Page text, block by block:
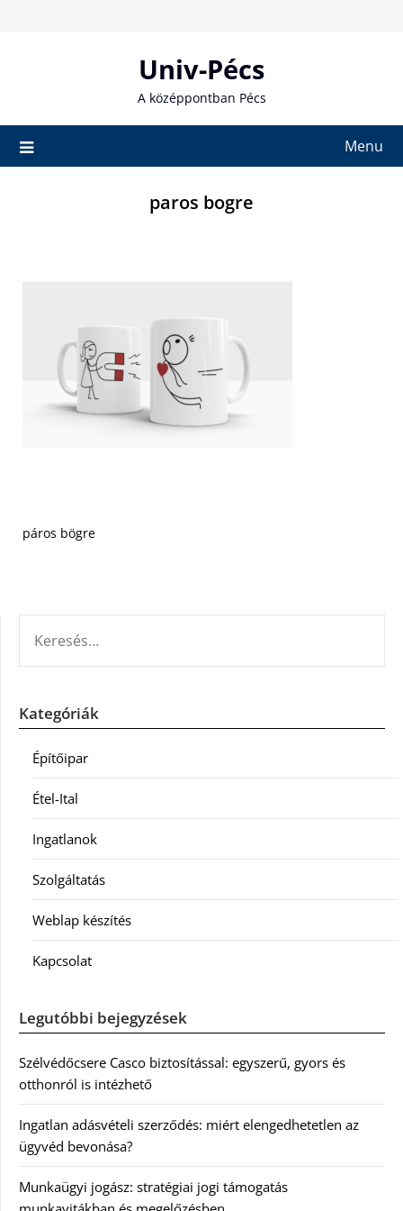
Univ-Pécs
A középpontban Pécs
Menu
paros bogre
páros bögre
Kategóriák
Építőipar
Étel-Ital
Ingatlanok
Szolgáltatás
Weblap készítés
Kapcsolat
Legutóbbi bejegyzések
Szélvédőcsere Casco biztosítással: egyszerű, gyors és
otthonról is intézhető
Ingatlan adásvételi szerződés: miért elengedhetetlen az
ügyvéd bevonása?
Munkaügyi jogász: stratégiai jogi támogatás